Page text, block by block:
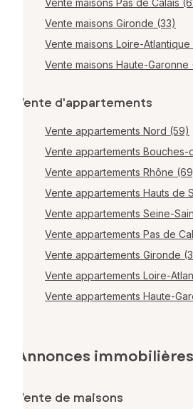
Vente maisons Pas de Calais
Vente maisons Gironde (33)
Vente maisons Loire-Atlantique
Vente maisons Haute-Garonne
Vente d'appartements
Vente appartements Nord (59)
Vente appartements Bouches-
Vente appartements Rhône
Vente appartements Hauts de
Vente appartements Seine-
Vente appartements Pas de
Vente appartements Gironde
Vente appartements Loire-
Vente appartements Haute-
Annonces
Vente de maisons